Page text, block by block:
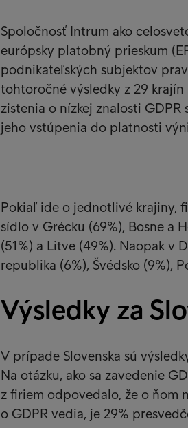
Spoločnosť Intrum ako
európsky platobný prieskum
podnikateľských subjektov
tohtoročné výsledky z 29
zistenia o nízkej znalosti
jeho vstúpenia do platnosti
Pokiaľ ide o jednotlivé krajiny,
sídlo v Grécku (69%), Bosne a
(51%) a Litve (49%). Naopak v
republika (6%), Švédsko (9%),
Výsledky za
V prípade Slovenska sú
Na otázku, ako sa zavedenie
z firiem odpovedalo, že o ňom
o GDPR vedia, je 29%